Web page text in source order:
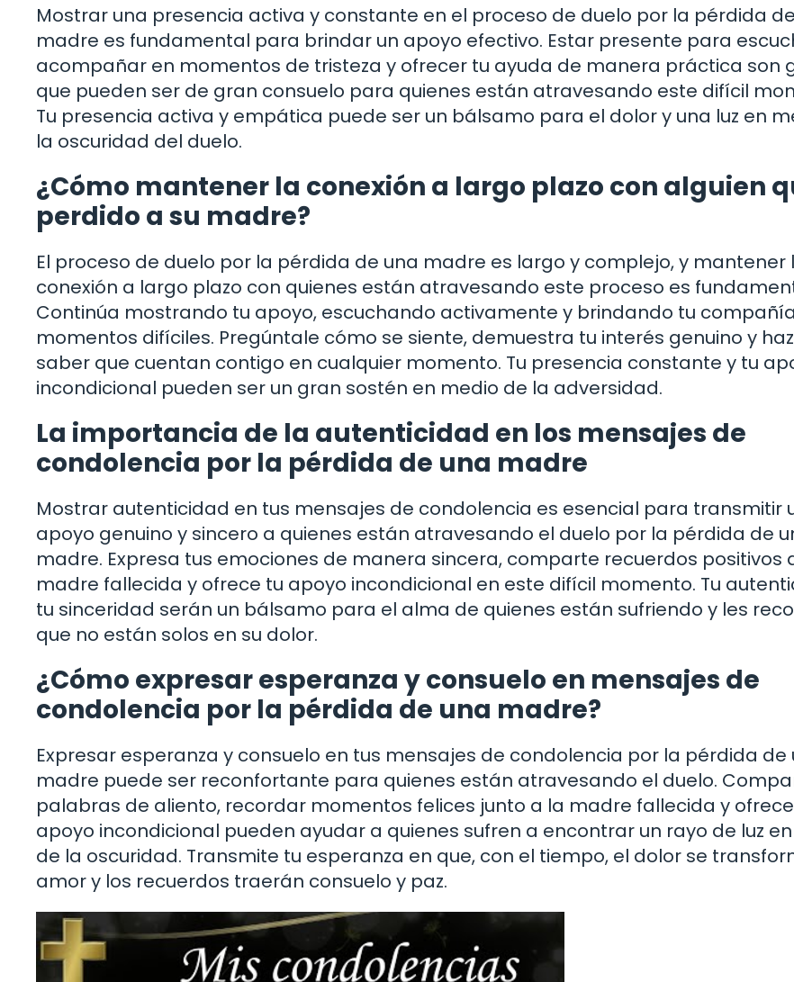
Mostrar una presencia activa y constante en el proceso de duelo por la pérdida
madre es fundamental para brindar un apoyo efectivo. Estar presente para
acompañar en momentos de tristeza y ofrecer tu ayuda de manera práctica son
que pueden ser de gran consuelo para quienes están atravesando este difícil
Tu presencia activa y empática puede ser un bálsamo para el dolor y una luz en
la oscuridad del duelo.
¿Cómo mantener la conexión a largo plazo con alguien
perdido a su madre?
El proceso de duelo por la pérdida de una madre es largo y complejo, y mantener
conexión a largo plazo con quienes están atravesando este proceso es
Continúa mostrando tu apoyo, escuchando activamente y brindando tu
momentos difíciles. Pregúntale cómo se siente, demuestra tu interés genuino y
saber que cuentan contigo en cualquier momento. Tu presencia constante y tu
incondicional pueden ser un gran sostén en medio de la adversidad.
La importancia de la autenticidad en los mensajes de
condolencia por la pérdida de una madre
Mostrar autenticidad en tus mensajes de condolencia es esencial para transmitir
apoyo genuino y sincero a quienes están atravesando el duelo por la pérdida de
madre. Expresa tus emociones de manera sincera, comparte recuerdos positivos
madre fallecida y ofrece tu apoyo incondicional en este difícil momento. Tu
tu sinceridad serán un bálsamo para el alma de quienes están sufriendo y les
que no están solos en su dolor.
¿Cómo expresar esperanza y consuelo en mensajes de
condolencia por la pérdida de una madre?
Expresar esperanza y consuelo en tus mensajes de condolencia por la pérdida de
madre puede ser reconfortante para quienes están atravesando el duelo.
palabras de aliento, recordar momentos felices junto a la madre fallecida y
apoyo incondicional pueden ayudar a quienes sufren a encontrar un rayo de luz
de la oscuridad. Transmite tu esperanza en que, con el tiempo, el dolor se
amor y los recuerdos traerán consuelo y paz.